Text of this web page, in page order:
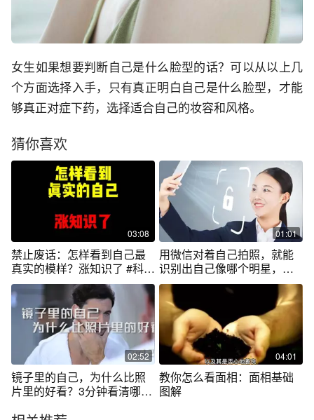
女生如果想要判断自己是什么脸型的话？可以从以上几
个方面选择入手，只有真正明白自己是什么脸型，才能
够真正对症下药，选择适合自己的妆容和风格。
猜你喜欢
03:08
禁止废话：怎样看到自己最
真实的模样？涨知识了 #科普
一下
01:01
用微信对着自己拍照，就能
识别出自己像哪个明星，这
个厉害了
02:52
镜子里的自己，为什么比照
片里的好看？3分钟看清哪个
04:01
教你怎么看面相：面相基础
图解